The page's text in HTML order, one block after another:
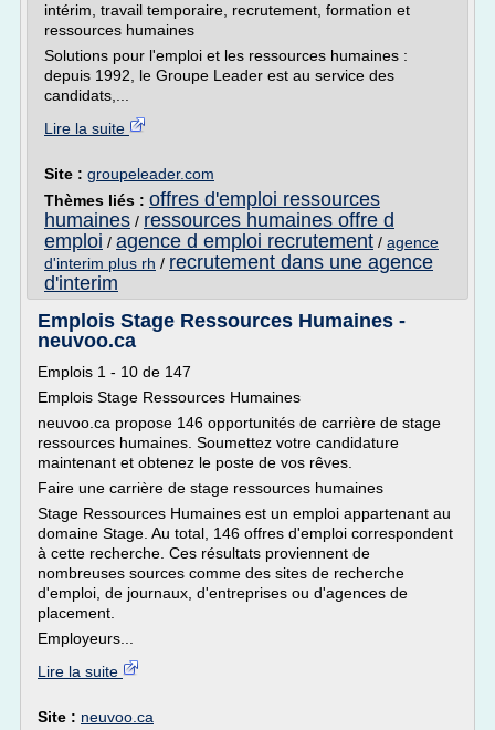
intérim, travail temporaire, recrutement, formation et
ressources humaines
Solutions pour l'emploi et les ressources humaines :
depuis 1992, le Groupe Leader est au service des
candidats,...
Lire la suite
Site : groupeleader.com
Thèmes liés : offres d'emploi ressources
humaines / ressources humaines offre d
emploi / agence d emploi recrutement / agence
d'interim plus rh / recrutement dans une agence
d'interim
Emplois Stage Ressources Humaines -
neuvoo.ca
Emplois 1 - 10 de 147
Emplois Stage Ressources Humaines
neuvoo.ca propose 146 opportunités de carrière de stage
ressources humaines. Soumettez votre candidature
maintenant et obtenez le poste de vos rêves.
Faire une carrière de stage ressources humaines
Stage Ressources Humaines est un emploi appartenant au
domaine Stage. Au total, 146 offres d'emploi correspondent
à cette recherche. Ces résultats proviennent de
nombreuses sources comme des sites de recherche
d'emploi, de journaux, d'entreprises ou d'agences de
placement.
Employeurs...
Lire la suite
Site : neuvoo.ca